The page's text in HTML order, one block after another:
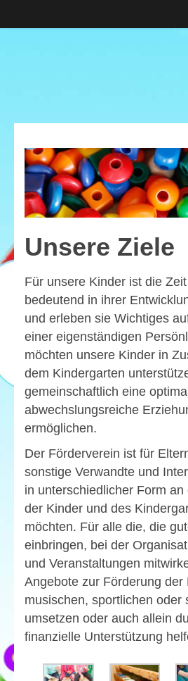
Projekte
Eine Kinderküche fürs Bistro
Fuhrparkerweiterung
Leseecke
Spielküche
Klettergerüst
Rutsche
Musikanlagen
Vorschulschwimmen
Warnwesten / T-Shirts
Trommeln
Spatzenhaus
Sweatjacken
Bauwagen
Krippentaxi
Puppentheater
Sommerfest
Leseabend am Nikolaustag
Unsere Ziele
Für unsere Kinder ist die
bedeutend in ihrer
und erleben sie Wichtiges
einer eigenständigen
möchten unsere Kinder in
dem Kindergarten
gemeinschaftlich eine
abwechslungsreiche
ermöglichen.
Der Förderverein ist für
sonstige Verwandte und
in unterschiedlicher Form
der Kinder und des
möchten. Für alle die, die
einbringen, bei der
und Veranstaltungen
Angebote zur Förderung der
musischen, sportlichen oder
umsetzen oder auch allein
finanzielle Unterstützung